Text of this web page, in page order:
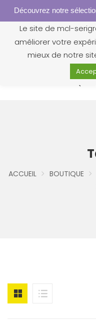
Découvrez notre
ACCUEIL BOUTIQUE
Le site de mcl-
améliorer votre
mieux de notre